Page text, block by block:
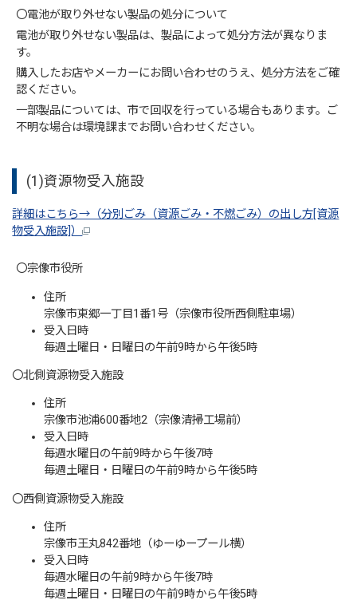
〇電池が取り外せない製品の処分について
電池が取り外せない製品は、製品によって処分方法が異なりま
す。
購入したお店やメーカーにお問い合わせのうえ、処分方法をご確
認ください。
一部製品については、市で回収を行っている場合もあります。ご
不明な場合は環境課までお問い合わせください。
(1)資源物受入施設
詳細はこちら→（分別ごみ（資源ごみ・不燃ごみ）の出し方[資源
物受入施設]）
〇宗像市役所
住所
宗像市東郷一丁目1番1号（宗像市役所西側駐車場）
受入日時
毎週土曜日・日曜日の午前9時から午後5時
〇北側資源物受入施設
住所
宗像市池浦600番地2（宗像清掃工場前）
受入日時
毎週水曜日の午前9時から午後7時
毎週土曜日・日曜日の午前9時から午後5時
〇西側資源物受入施設
住所
宗像市王丸842番地（ゆーゆープール横）
受入日時
毎週水曜日の午前9時から午後7時
毎週土曜日・日曜日の午前9時から午後5時